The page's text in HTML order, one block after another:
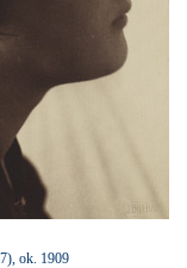
ok. 1909